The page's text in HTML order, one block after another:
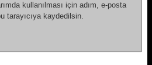
kullanılması için adım, e-posta
tarayıcıya kaydedilsin.